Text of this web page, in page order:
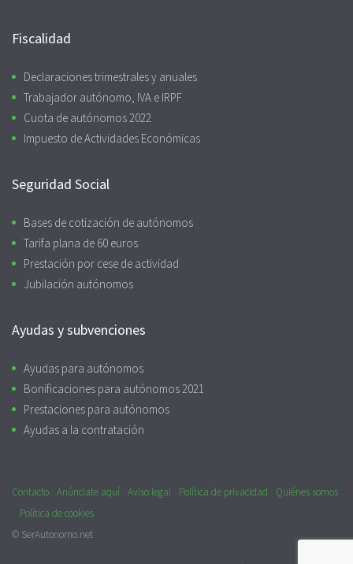
Fiscalidad
Declaraciones trimestrales y anuales
Trabajador autónomo, IVA e IRPF
Cuota de autónomos 2022
Impuesto de Actividades Económicas
Seguridad Social
Bases de cotización de autónomos
Tarifa plana de 60 euros
Prestación por cese de actividad
Jubilación autónomos
Ayudas y subvenciones
Ayudas para autónomos
Bonificaciones para autónomos 2021
Prestaciones para autónomos
Ayudas a la contratación
Contacto Anúnciate aquí Aviso legal Política de privacidad
Quiénes somos
Política de cookies
© SerAutonomo.net